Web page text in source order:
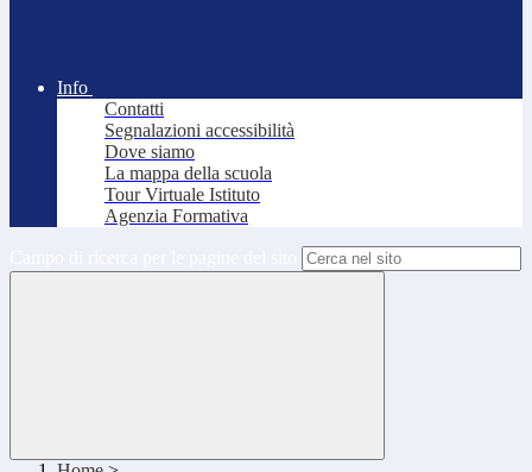
Info
Contatti
Segnalazioni accessibilità
Dove siamo
La mappa della scuola
Tour Virtuale Istituto
Agenzia Formativa